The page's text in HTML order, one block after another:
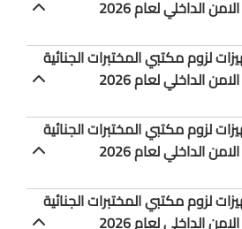
الداخلي لعام 2026
(5) - تجهيزات لزوم مكتبي المختبرات الجنائية
الداخلي لعام 2026
(6) - تجهيزات لزوم مكتبي المختبرات الجنائية
الداخلي لعام 2026
(7) - تجهيزات لزوم مكتبي المختبرات الجنائية
الداخلي لعام 2026